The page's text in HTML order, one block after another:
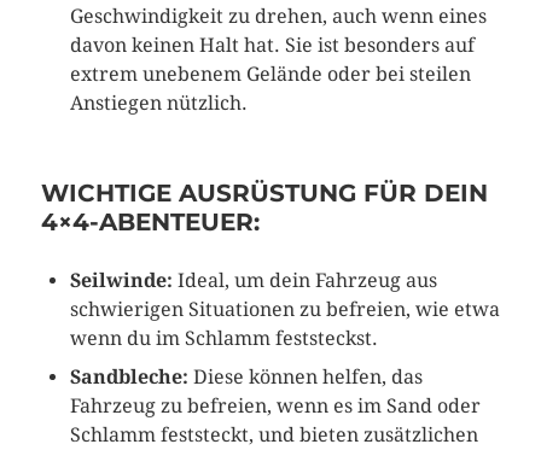
Geschwindigkeit zu drehen, auch wenn eines
davon keinen Halt hat. Sie ist besonders auf
extrem unebenem Gelände oder bei steilen
Anstiegen nützlich.
WICHTIGE AUSRÜSTUNG FÜR DEIN
4×4-ABENTEUER:
Seilwinde: Ideal, um dein Fahrzeug aus
schwierigen Situationen zu befreien, wie etwa
wenn du im Schlamm feststeckst.
Sandbleche: Diese können helfen, das
Fahrzeug zu befreien, wenn es im Sand oder
Schlamm feststeckt, und bieten zusätzlichen